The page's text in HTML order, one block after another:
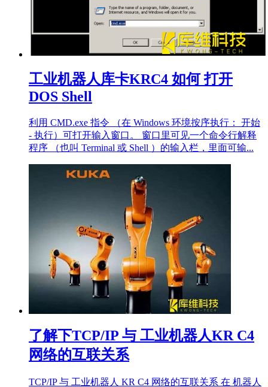
工业机器人库卡KRC4 如何 打开
DOS Shell
利用 CMD.exe 指令 （在 Windows 环境按序执行： 开始
- 执行）可打开输入窗口。 窗口里可见一个命令行解释
程序 （也叫 Terminal 或 Shell ）的输入栏，里面可输...
了解下TCP/IP 与 工业机器人KR C4
网络的互联关系
TCP/IP 与 工业机器人 KR C4 网络的互联关系 在 机器人